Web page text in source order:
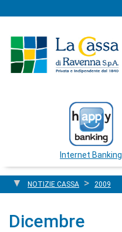
Internet Banking
NOTIZIE CASSA 2009
Dicembre